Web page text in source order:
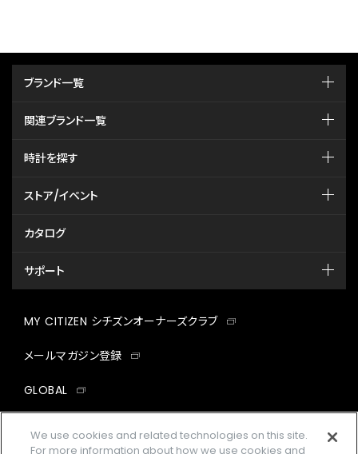
ブランド一覧
関連ブランド一覧
時計を探す
ストア/イベント
カタログ
サポート
MY CITIZEN シチズンオーナーズクラブ
メールマガジン登録
GLOBAL
facebookinstagramtwitter
We use cookies and related technologies on this site.
For more information about how we use cookies and